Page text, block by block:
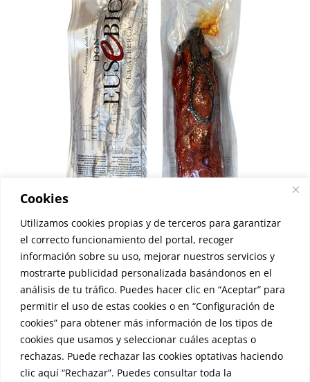
Cookies
Utilizamos cookies propias y de terceros para garantizar
el correcto funcionamiento del portal, recoger
información sobre su uso, mejorar nuestros servicios y
mostrarte publicidad personalizada basándonos en el
análisis de tu tráfico. Puedes hacer clic en “Aceptar” para
permitir el uso de estas cookies o en “Configuración de
cookies” para obtener más información de los tipos de
cookies que usamos y seleccionar cuáles aceptas o
rechazas. Puede rechazar las cookies optativas haciendo
clic aquí “Rechazar”. Puedes consultar toda la
Lomito de bellota ibérico
26,00€
© Copyright2026 |Aviso Legal |Política de Privacidad